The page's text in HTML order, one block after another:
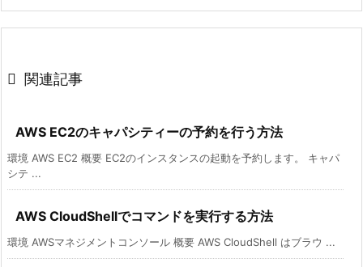
 関連記事
AWS EC2のキャパシティーの予約を行う方法
環境 AWS EC2 概要 EC2のインスタンスの起動を予約します。 キャパ
シテ ...
AWS CloudShellでコマンドを実行する方法
環境 AWSマネジメントコンソール 概要 AWS CloudShell はブラウ ...